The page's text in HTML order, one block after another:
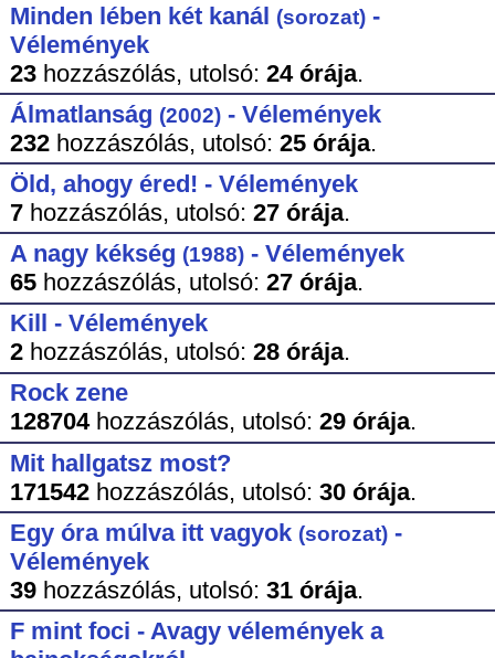
Minden lében két kanál (sorozat)-
Vélemények
23hozzászólás, utolsó: 24 órája.
Álmatlanság (2002)- Vélemények
232hozzászólás, utolsó: 25 órája.
Öld, ahogy éred! - Vélemények
7hozzászólás, utolsó: 27 órája.
A nagy kékség (1988)- Vélemények
65hozzászólás, utolsó: 27 órája.
Kill - Vélemények
2hozzászólás, utolsó: 28 órája.
Rock zene
128704hozzászólás, utolsó: 29 órája.
Mit hallgatsz most?
171542hozzászólás, utolsó: 30 órája.
Egy óra múlva itt vagyok (sorozat)-
Vélemények
39hozzászólás, utolsó: 31 órája.
F mint foci - Avagy vélemények a